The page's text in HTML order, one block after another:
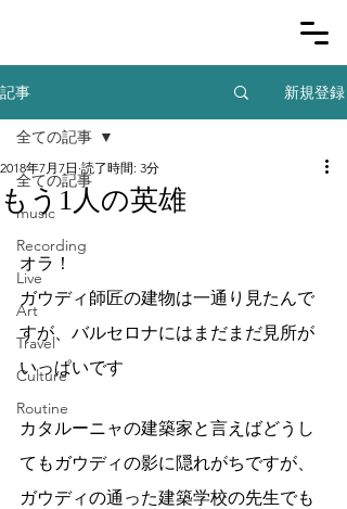
記事 新規登録
全ての記事
music
Recording
Live
Art
Travel
Culture
Routine
全ての記事
もう1人の英雄
2018年7月7日 読了時間: 3分
オラ！
ガウディ師匠の建物は一通り見たんで
すが、バルセロナにはまだまだ見所が
いっぱいです
カタルーニャの建築家と言えばどうし
てもガウディの影に隠れがちですが、
ガウディの通った建築学校の先生でも